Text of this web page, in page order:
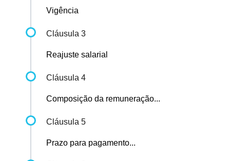
Vigência
Cláusula 3
Reajuste salarial
Cláusula 4
Composição da remuneração...
Cláusula 5
Prazo para pagamento...